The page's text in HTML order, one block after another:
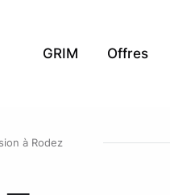
GRIM Offres
à Rodez